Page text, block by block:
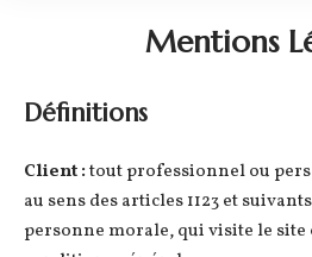
Mentions
Définitions
Client :tout professionnel ou
au sens des articles 1123 et
personne morale, qui visite le site